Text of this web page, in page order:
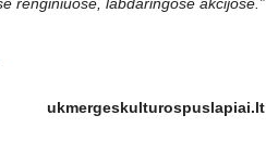
ukmergeskulturospuslapiai.lt